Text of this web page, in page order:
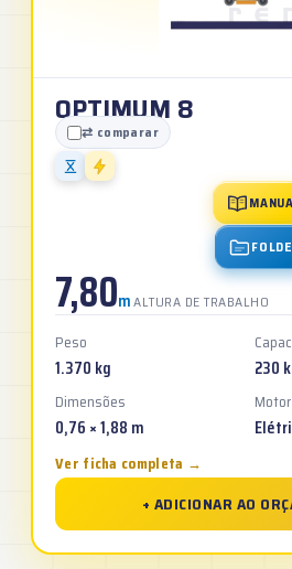
OPTIMUM 8
⇄ comparar
7,80mALTURA DE TRABALHO
Peso
1.370 kg 230
Dimensões
0,76 × 1,88 m
Motor
Ver ficha completa →
+ ADICIONAR AO